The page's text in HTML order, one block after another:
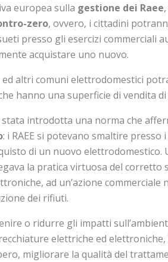
europea sulla gestione dei Raee
zero, ovvero, i cittadini
presso gli esercizi commerciali
acquistare uno nuovo.
altri comuni elettrodomestici
hanno una superficie di vendita
introdotta una norma che
: i RAEE si potevano smaltire
di un nuovo
la pratica virtuosa del corretto
ad un’azione commerciale
dei rifiuti.
o ridurre gli impatti
elettriche ed
migliorare la qualità del